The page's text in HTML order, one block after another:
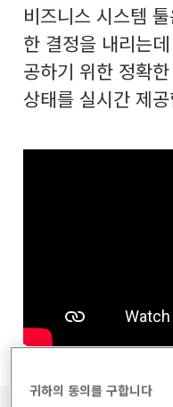
비즈니스 시스템
한 결정을 내리는
공하기 위한 정확
상태를 실시간 제
귀하의 동의를 구합니다